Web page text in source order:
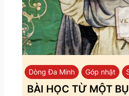
Dòng Đa Minh Góp nhặt
BÀI HỌC TỪ MỘT